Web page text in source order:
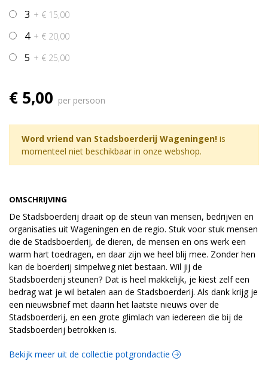
OMSCHRIJVING
De Stadsboerderij draait op de steun van mensen, bedrijven en
organisaties uit Wageningen en de regio. Stuk voor stuk mensen
die de Stadsboerderij, de dieren, de mensen en ons werk een
warm hart toedragen, en daar zijn we heel blij mee. Zonder hen
kan de boerderij simpelweg niet bestaan. Wil jij de
Stadsboerderij steunen? Dat is heel makkelijk, je kiest zelf een
bedrag wat je wil betalen aan de Stadsboerderij. Als dank krijg je
een nieuwsbrief met daarin het laatste nieuws over de
Stadsboerderij, en een grote glimlach van iedereen die bij de
Stadsboerderij betrokken is.
3 + € 15,00
4 + € 20,00
5 + € 25,00
€ 5,00 per persoon
Word vriend van Stadsboerderij Wageningen! is
momenteel niet beschikbaar in onze webshop.
Bekijk meer uit de collectie potgrondactie